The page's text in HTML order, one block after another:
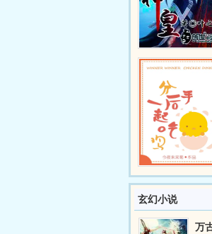
玄幻小说
万